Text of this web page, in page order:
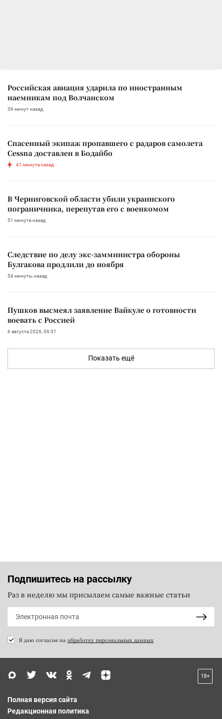
Российская авиация ударила по иностранным
наемникам под Волчанском
39 минут назад
Спасенный экипаж пропавшего с радаров самолета
Cessna доставлен в Бодайбо
41 минута назад
В Черниговской области убили украинского
пограничника, перепутав его с военкомом
51 минута назад
Следствие по делу экс-замминистра обороны
Булгакова продлили до ноября
54 минуты назад
Пушков высмеял заявление Вайкуле о готовности
воевать с Россией
6 августа 2026, 06:31
Показать ещё
Подпишитесь на рассылку
Раз в неделю мы присылаем самые важные статьи
Я даю согласие на обработку персональных данных
18+
Полная версия сайта
Редакционная политика